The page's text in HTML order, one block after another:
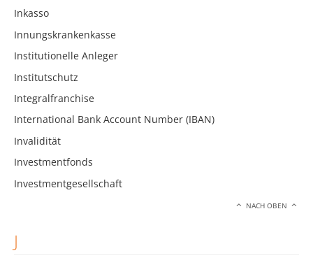
Inkasso
Innungskrankenkasse
Institutionelle Anleger
Institutschutz
Integralfranchise
International Bank Account Number (IBAN)
Invalidität
Investmentfonds
Investmentgesellschaft
NACH OBEN
J